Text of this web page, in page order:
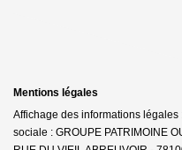
Mentions légales
Affichage des informations légales
sociale : GROUPE PATRIMOINE